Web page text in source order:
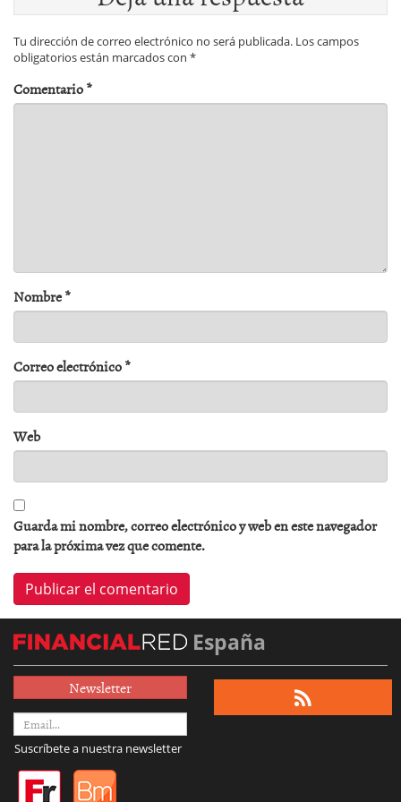
Tu dirección de correo electrónico no será publicada. Los campos
obligatorios están marcados con *
Comentario*
Nombre*
Correo electrónico*
Web
Guarda mi nombre, correo electrónico y web en este navegador
para la próxima vez que comente.
España
Newsletter
Suscríbete a nuestra newsletter